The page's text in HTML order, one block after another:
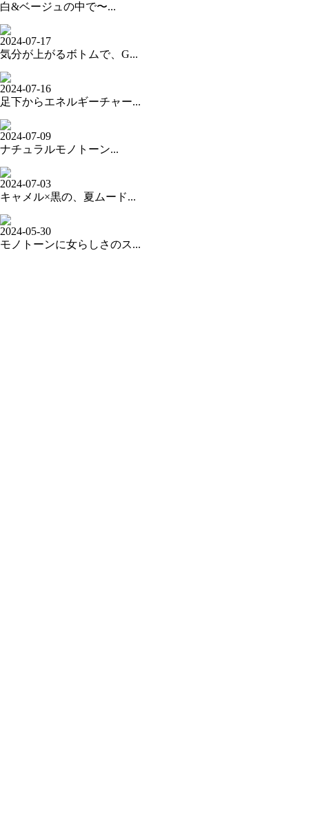
白&ベージュの中で〜...
2024-07-17
気分が上がるボトムで、G...
2024-07-16
足下からエネルギーチャー...
2024-07-09
ナチュラルモノトーン...
2024-07-03
キャメル×黒の、夏ムード...
2024-05-30
モノトーンに女らしさのス...